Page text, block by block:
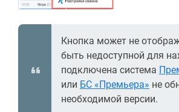
Кнопка может не
быть недоступной для
подключена система
или БС «Премьера» не
необходимой версии.